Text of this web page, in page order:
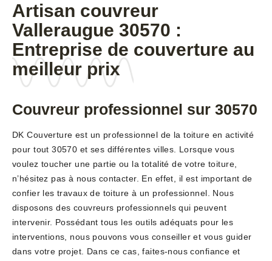
Artisan couvreur
Valleraugue 30570 :
Entreprise de couverture au
meilleur prix
Couvreur professionnel sur 30570
DK Couverture est un professionnel de la toiture en activité
pour tout 30570 et ses différentes villes. Lorsque vous
voulez toucher une partie ou la totalité de votre toiture,
n’hésitez pas à nous contacter. En effet, il est important de
confier les travaux de toiture à un professionnel. Nous
disposons des couvreurs professionnels qui peuvent
intervenir. Possédant tous les outils adéquats pour les
interventions, nous pouvons vous conseiller et vous guider
dans votre projet. Dans ce cas, faites-nous confiance et